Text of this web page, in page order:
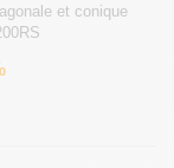
et conique